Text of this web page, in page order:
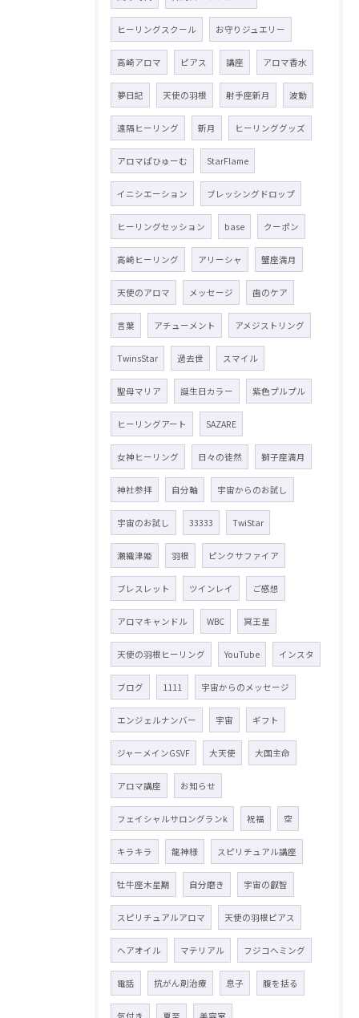
ヒーリングスクール お守りジュエリー
高崎アロマ ピアス 講座 アロマ香水
夢日記 天使の羽根 射手座新月 波動
遠隔ヒーリング 新月 ヒーリンググッズ
アロマぱひゅーむ StarFlame
イニシエーション ブレッシングドロップ
ヒーリングセッション base クーポン
高崎ヒーリング アリーシャ 蟹座満月
天使のアロマ メッセージ 歯のケア
言葉 アチューメント アメジストリング
TwinsStar 過去世 スマイル
聖母マリア 誕生日カラー 紫色プルプル
ヒーリングアート SAZARE
女神ヒーリング 日々の徒然 獅子座満月
神社参拝 自分軸 宇宙からのお試し
宇宙のお試し 33333 TwiStar
瀬織津姫 羽根 ピンクサファイア
ブレスレット ツインレイ ご感想
アロマキャンドル WBC 冥王星
天使の羽根ヒーリング YouTube インスタ
ブログ 1111 宇宙からのメッセージ
エンジェルナンバー 宇宙 ギフト
ジャーメインGSVF 大天使 大国主命
アロマ講座 お知らせ
フェイシャルサロングランk 祝福 空
キラキラ 龍神様 スピリチュアル講座
牡牛座木星期 自分磨き 宇宙の叡智
スピリチュアルアロマ 天使の羽根ピアス
ヘアオイル マテリアル フジコヘミング
電話 抗がん剤治療 息子 腹を括る